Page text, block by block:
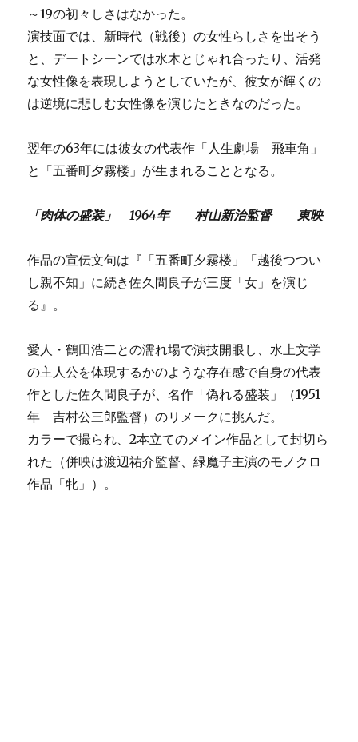
～19の初々しさはなかった。
演技面では、新時代（戦後）の女性らしさを出そう
と、デートシーンでは水木とじゃれ合ったり、活発
な女性像を表現しようとしていたが、彼女が輝くの
は逆境に悲しむ女性像を演じたときなのだった。
翌年の63年には彼女の代表作「人生劇場 飛車角」
と「五番町夕霧楼」が生まれることとなる。
「肉体の盛装」 1964年 村山新治監督 東映
作品の宣伝文句は『「五番町夕霧楼」「越後つつい
し親不知」に続き佐久間良子が三度「女」を演じ
る』。
愛人・鶴田浩二との濡れ場で演技開眼し、水上文学
の主人公を体現するかのような存在感で自身の代表
作とした佐久間良子が、名作「偽れる盛装」（1951
年 吉村公三郎監督）のリメークに挑んだ。
カラーで撮られ、2本立てのメイン作品として封切ら
れた（併映は渡辺祐介監督、緑魔子主演のモノクロ
作品「牝」）。